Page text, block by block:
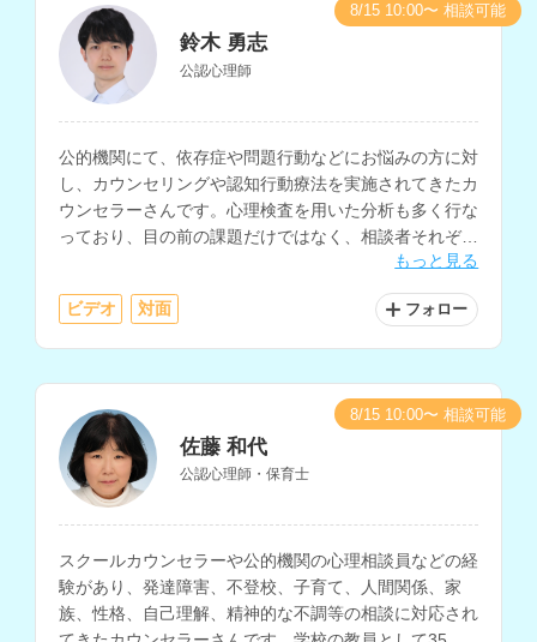
鈴木 勇志
公認心理師
公的機関にて、依存症や問題行動などにお悩みの方に対
し、カウンセリングや認知行動療法を実施されてきたカ
ウンセラーさんです。心理検査を用いた分析も多く行な
っており、目の前の課題だけではなく、相談者それぞれ
の人生や背景にある生き方の問題まで含めたカウンセリ
もっと見る
ビデオ 対面 フォロー
8/15 10:00〜 相談可能
佐藤 和代
公認心理師・保育士
スクールカウンセラーや公的機関の心理相談員などの経
験があり、発達障害、不登校、子育て、人間関係、家
族、性格、自己理解、精神的な不調等の相談に対応され
8/15 10:00〜 相談可能